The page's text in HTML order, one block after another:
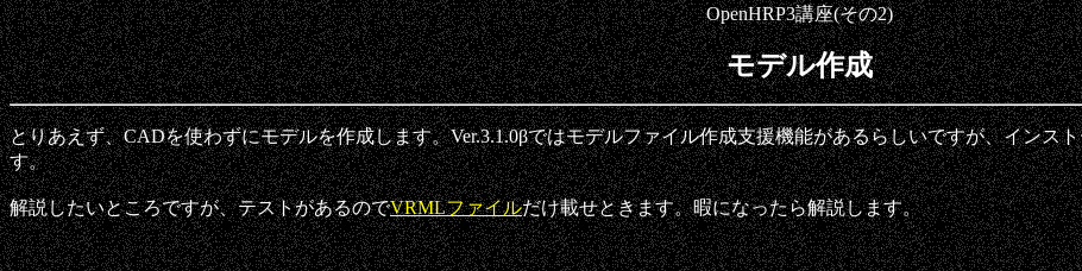
OpenHRP3講座(その2)
モデル作成
とりあえず、CADを使わずにモデルを作成します。Ver.3.1.0βではモデルファイル作成支援機能があるらしいですが、インス
す。
解説したいところですが、テストがあるのでVRMLファイルだけ載せときます。暇になったら解説します。